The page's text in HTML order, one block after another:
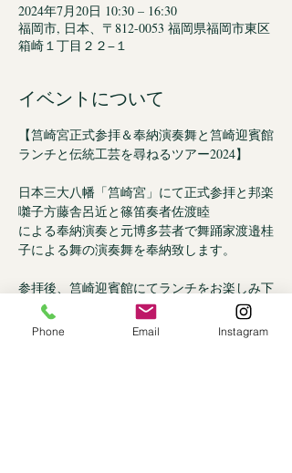
2024年7月20日 10:30 – 16:30
福岡市, 日本、〒812-0053 福岡県福岡市東区
箱崎１丁目２２−１
イベントについて
【筥崎宮正式参拝＆奉納演奏舞と筥崎迎賓館
ランチと伝統工芸を尋ねるツアー2024】
日本三大八幡「筥崎宮」にて正式参拝と邦楽
囃子方藤舎呂近と篠笛奏者佐渡睦
による奉納演奏と元博多芸者で舞踊家渡邉桂
子による舞の演奏舞を奉納致します。
参拝後、筥崎迎賓館にてランチをお楽しみ下
さい。参道近くにある博多伝統工芸
「博多曲物」さんのお店見学と「博多曲物玉
Phone Email Instagram